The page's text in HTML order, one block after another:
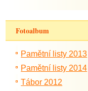
Fotoalbum
Pamětní listy 2013
Pamětní listy 2014
Tábor 2012